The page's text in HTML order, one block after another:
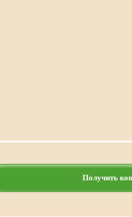
Получить